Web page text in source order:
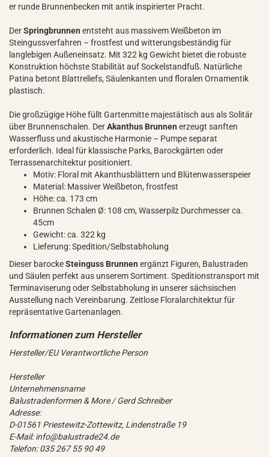
er runde Brunnenbecken mit antik inspirierter Pracht.
DerSpringbrunnen entsteht aus massivem Weißbeton im
Steingussverfahren – frostfest und witterungsbeständig für
langlebigen Außeneinsatz. Mit 322 kg Gewicht bietet die robuste
Konstruktion höchste Stabilität auf Sockelstandfuß. Natürliche
Patina betont Blattreliefs, Säulenkanten und floralen Ornamentik
plastisch.
Die großzügige Höhe füllt Gartenmitte majestätisch aus als Solitär
über Brunnenschalen. DerAkanthus Brunnen erzeugt sanften
Wasserfluss und akustische Harmonie – Pumpe separat
erforderlich. Ideal für klassische Parks, Barockgärten oder
Terrassenarchitektur positioniert.
Motiv: Floral mit Akanthusblättern und Blütenwasserspeier
Material: Massiver Weißbeton, frostfest
Höhe: ca. 173 cm
Brunnen Schalen Ø: 108 cm, Wasserpilz Durchmesser ca.
45cm
Gewicht: ca. 322 kg
Lieferung: Spedition/Selbstabholung
Dieser barockeSteinguss Brunnen ergänzt Figuren, Balustraden
und Säulen perfekt aus unserem Sortiment. Speditionstransport mit
Terminaviserung oder Selbstabholung in unserer sächsischen
Ausstellung nach Vereinbarung. Zeitlose Floralarchitektur für
repräsentative Gartenanlagen.
Hersteller/EU Verantwortliche Person
Hersteller
Unternehmensname
Balustradenformen & More / Gerd Schreiber
Adresse:
D-01561 Priestewitz-Zottewitz, Lindenstraße 19
E-Mail: info@balustrade24.de
Telefon: 035 267 55 90 49